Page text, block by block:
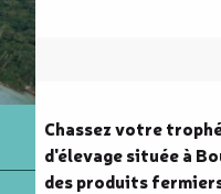
Description
Chassez votre
d'élevage située à
des produits